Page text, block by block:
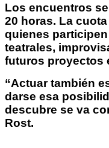
Los encuentros
20 horas. La
quienes
teatrales,
futuros proyectos
“Actuar también
darse esa
descubre se va
Rost.